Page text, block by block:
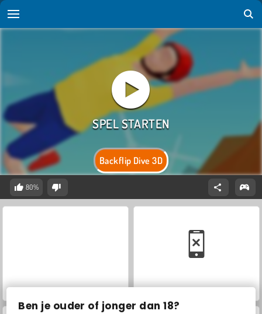
Ben je ouder of jonger dan 18?
Backflip Dive 3D
80%
Hidden Object: Street of Secrets Car Parking City Duel